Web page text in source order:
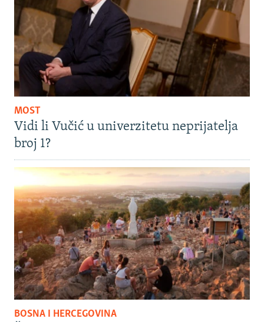
MOST
Vidi li Vučić u univerzitetu neprijatelja
broj 1?
BOSNA I HERCEGOVINA